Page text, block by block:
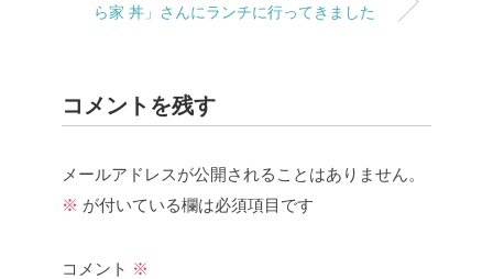
ら家 丼」さんにランチに行ってきました
コメントを残す
メールアドレスが公開されることはありません。
※ が付いている欄は必須項目です
コメント ※